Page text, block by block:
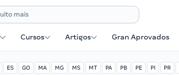
Cursos Artigos Gran Aprovados
ES GO MA MG MS MT PA PB PE PI PR